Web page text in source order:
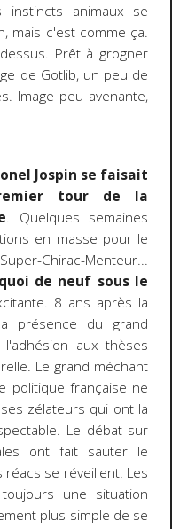
instincts animaux se
mais c'est comme ça.
Prêt à grogner
de Gotlib, un peu de
Image peu avenante,
Jospin se faisait
tour de la
. Quelques semaines
en masse pour le
Chirac-Menteur...
de neuf sous le
8 ans après la
présence du grand
aux thèses
Le grand méchant
politique française ne
zélateurs qui ont la
Le débat sur
ont fait sauter le
se réveillent. Les
une situation
plus simple de se